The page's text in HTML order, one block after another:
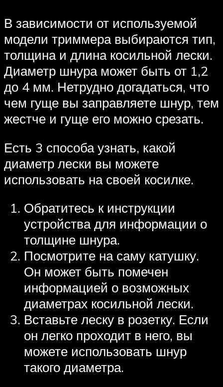
В зависимости от используемой
модели триммера выбираются тип,
толщина и длина косильной лески.
Диаметр шнура может быть от 1,2
до 4 мм. Нетрудно догадаться, что
чем гуще вы заправляете шнур, тем
жестче и гуще его можно срезать.
Есть 3 способа узнать, какой
диаметр лески вы можете
использовать на своей косилке.
Обратитесь к инструкции
устройства для информации о
толщине шнура.
Посмотрите на саму катушку.
Он может быть помечен
информацией о возможных
диаметрах косильной лески.
Вставьте леску в розетку. Если
он легко проходит в него, вы
можете использовать шнур
такого диаметра.